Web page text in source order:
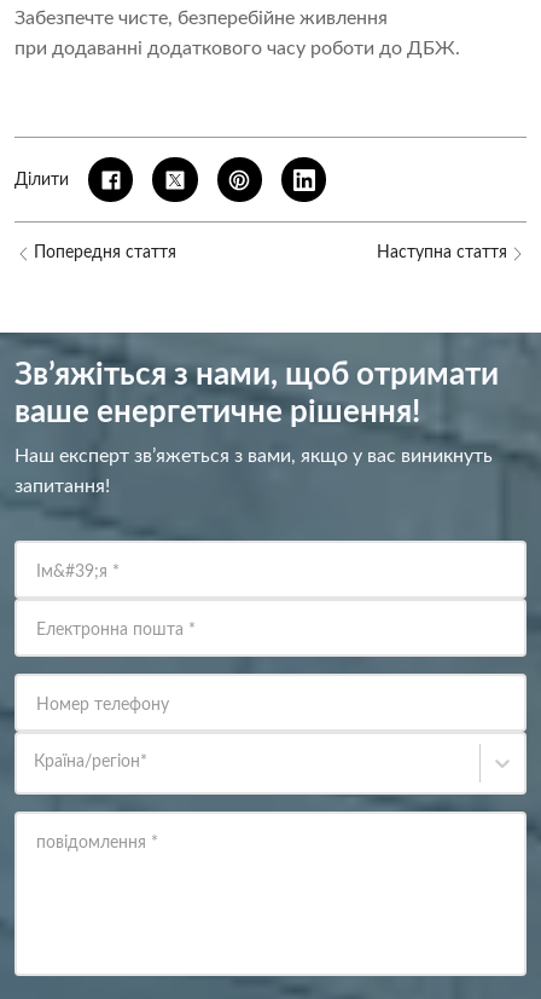
Забезпечте чисте, безперебійне живлення
при додаванні додаткового часу роботи до ДБЖ.
Ділити
Попередня стаття Наступна стаття
Зв’яжіться з нами, щоб отримати
ваше енергетичне рішення!
Наш експерт зв’яжеться з вами, якщо у вас виникнуть
запитання!
Ім&#39;я *
Електронна пошта *
Номер телефону
Країна/регіон*
повідомлення *